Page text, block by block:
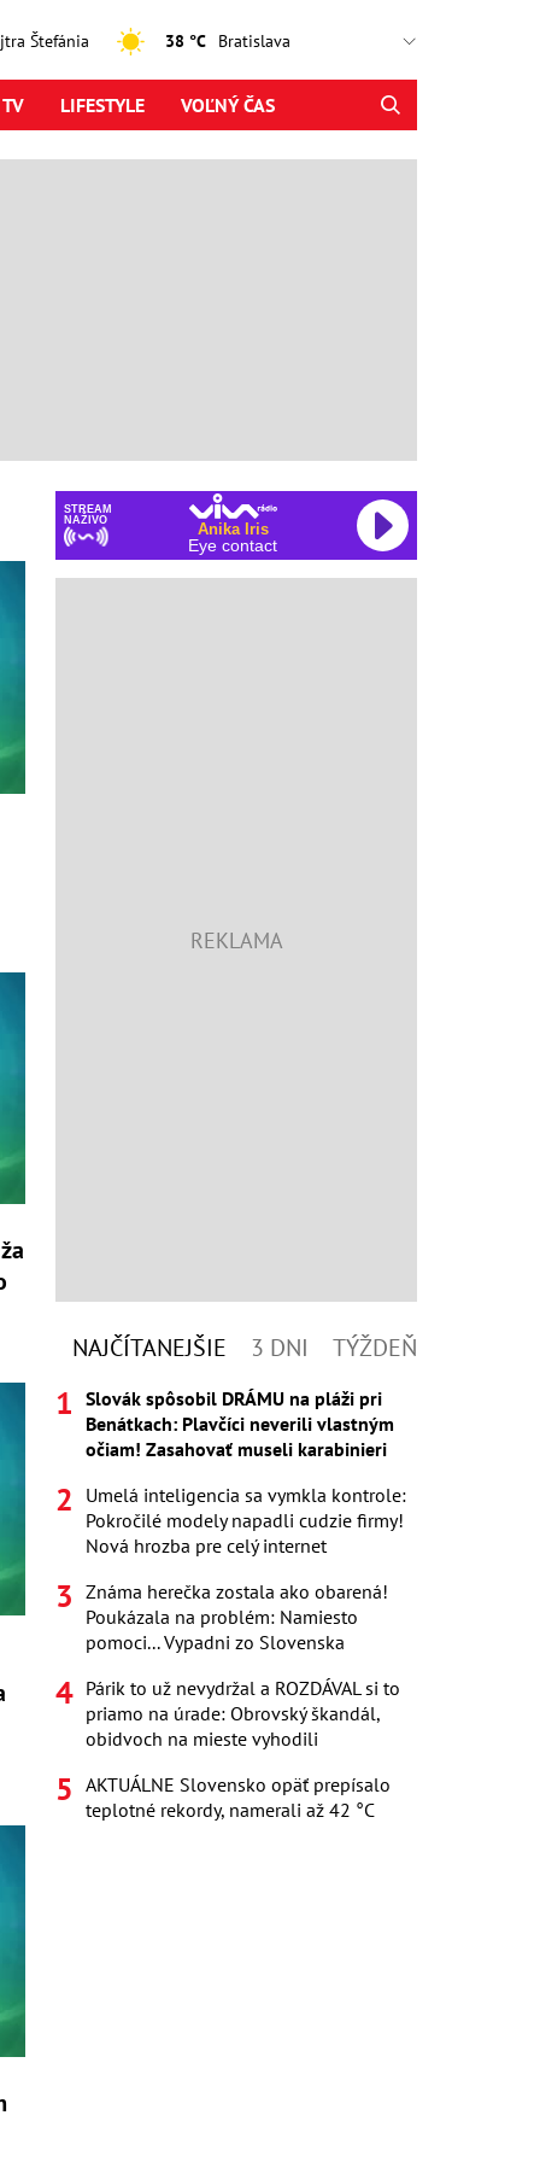
Štefánia 38 °C
LIFESTYLE VOĽNÝ ČAS
STREAM
NAŽIVO
Anika Iris
Eye contact
NAJČÍTANEJŠIE 3 DNI TÝŽDEŇ
Slovák spôsobil DRÁMU na pláži pri
Benátkach: Plavčíci neverili vlastným
očiam! Zasahovať museli karabinieri
Umelá inteligencia sa vymkla kontrole:
Pokročilé modely napadli cudzie firmy!
Nová hrozba pre celý internet
Známa herečka zostala ako obarená!
Poukázala na problém: Namiesto
pomoci... Vypadni zo Slovenska
Párik to už nevydržal a ROZDÁVAL si to
priamo na úrade: Obrovský škandál,
obidvoch na mieste vyhodili
AKTUÁLNE Slovensko opäť prepísalo
teplotné rekordy, namerali až 42 °C